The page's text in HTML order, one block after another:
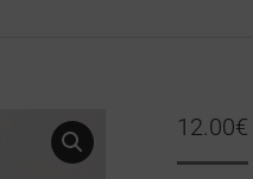
12.00€